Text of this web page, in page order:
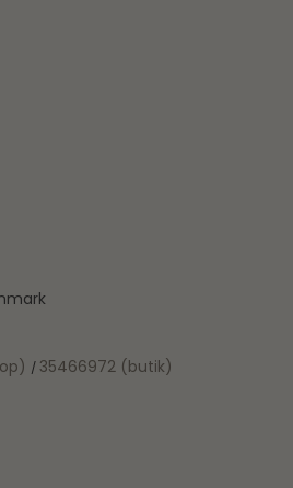
/ 35466972 (butik)